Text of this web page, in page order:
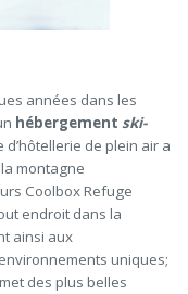
années dans les
hébergement ski-
d’hôtellerie de plein air a
montagne
Coolbox Refuge
endroit dans la
ainsi aux
uniques;
des plus belles